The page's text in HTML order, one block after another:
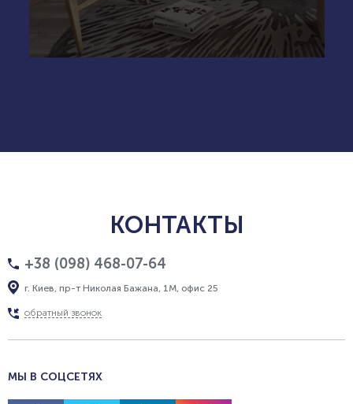
КОНТАКТЫ
+38 (098) 468-07-64
г. Киев, пр-т Николая Бажана, 1М, офис 25
обратный звонок
МЫ В СОЦСЕТЯХ